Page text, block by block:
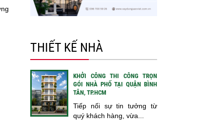
THIẾT KẾ NHÀ
KHỞI CÔNG THI CÔNG TRỌN
GÓI NHÀ PHỐ TẠI QUẬN BÌNH
TÂN, TP.HCM
Tiếp nối sự tin tưởng từ
quý khách hàng, vừa...